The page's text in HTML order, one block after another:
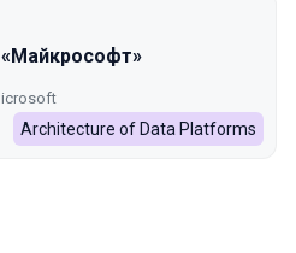
Architecture of Data Platforms